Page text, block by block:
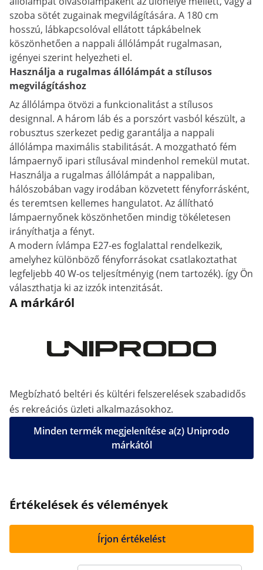
szoba sötét zugainak megvilágítására. A 180 cm
hosszú, lábkapcsolóval ellátott tápkábelnek
köszönhetően a nappali állólámpát rugalmasan,
igényei szerint helyezheti el.
Használja a rugalmas állólámpát a stílusos
megvilágításhoz
Az állólámpa ötvözi a funkcionalitást a stílusos
designnal. A három láb és a porszórt vasból készült, a
robusztus szerkezet pedig garantálja a nappali
állólámpa maximális stabilitását. A mozgatható fém
lámpaernyő ipari stílusával mindenhol remekül mutat.
Használja a rugalmas állólámpát a nappaliban,
hálószobában vagy irodában közvetett fényforrásként,
és teremtsen kellemes hangulatot. Az állítható
lámpaernyőnek köszönhetően mindig tökéletesen
irányíthatja a fényt.
A modern ívlámpa E27-es foglalattal rendelkezik,
amelyhez különböző fényforrásokat csatlakoztathat
legfeljebb 40 W-os teljesítményig (nem tartozék). így Ön
választhatja ki az izzók intenzitását.
A márkáról
Megbízható beltéri és kültéri felszerelések szabadidős
és rekreációs üzleti alkalmazásokhoz.
Minden termék megjelenítése a(z) Uniprodo
márkától
Értékelések és vélemények
Írjon értékelést